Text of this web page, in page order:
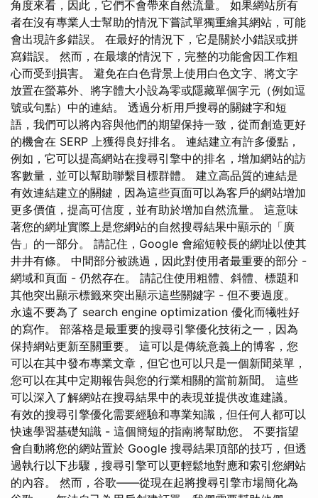
角度來看，因此，它們不會帶來自然流量。 如果網站所有
者在沒有專業人士幫助的情況下嘗試單獨重繪其網站，可能
會出現許多錯誤。 在最好的情況下，它是關於小錯誤或拼
寫錯誤。 然而，在最壞的情況下，完整的功能會因工作粗
心而受到損害。 避免在白色背景上使用白色文字、將文字
放置在螢幕外、將字體大小設為零或隱藏單個字元（例如逗
號或句點）中的連結。 透過分析用戶搜尋的關鍵字和短
語，我們可以將內容與他們的期望保持一致，從而創造更好
的機會在 SERP 上獲得良好排名。 連結建立有許多優點，
例如，它可以提高網站在搜尋引擎中的排名，增加網站的訪
客數量，並可以幫助聯繫目標群體。 建立高品質的連結是
有效連結建立的關鍵，因為這些頁面可以為客戶的網站增加
更多價值，提高可信度，並有助於增加自然流量。 這意味
著您的網址實際上是您網站的自然搜尋結果中顯示的「廣
告」的一部分。 請記住，Google 會縮短較長的網址以使其
井井有條。 中間部分被跳過，因此對使用者最重要的部分 -
網域和頁面 - 仍然存在。 請記住使用粗體、斜體、標題和
其他突出顯示標籤來突出顯示這些關鍵字 - 但不要過度。
永遠不要為了 search engine optimization 優化而犧牲好
的寫作。 部落格是最重要的搜尋引擎優化技術之一，因為
保持網站更新至關重要。 這可以是傳統意義上的博客，您
可以在其中發布專業文章，但它也可以只是一個新聞菜單，
您可以在其中定期報告與您的行業相關的當前新聞。 這些
可以深入了解網站在搜尋結果中的表現並提供改進建議。
有效的搜尋引擎優化需要經驗和專業知識，但任何人都可以
快速學習基礎知識 - 這個簡短的指南將幫助您。 不要指望
會自動將您的網站置於 Google 搜尋結果頂部的技巧，但透
過執行以下步驟，搜尋引擎可以更輕鬆地對應和索引您網站
的內容。 然而，谷歌——從現在起將搜尋引擎市場簡化為